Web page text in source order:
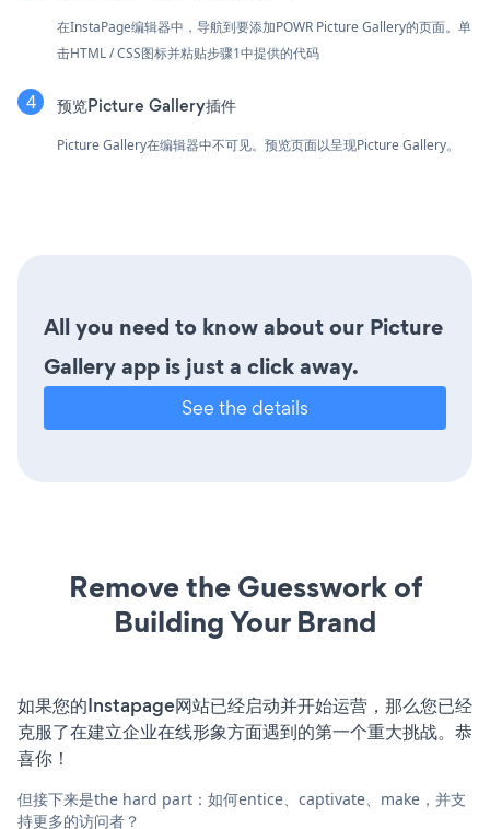
在InstaPage编辑器中，导航到要添加POWR Picture Gallery的页面。单
击HTML / CSS图标并粘贴步骤1中提供的代码
预览Picture Gallery插件
Picture Gallery在编辑器中不可见。预览页面以呈现Picture Gallery。
All you need to know about our Picture
Gallery app is just a click away.
See the details
Remove the Guesswork of
Building Your Brand
如果您的Instapage网站已经启动并开始运营，那么您已经
克服了在建立企业在线形象方面遇到的第一个重大挑战。恭
喜你！
但接下来是the hard part：如何entice、captivate、make，并支
持更多的访问者？